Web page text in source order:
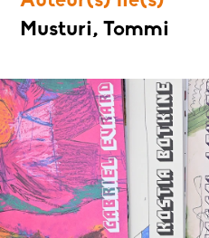
Musturi, Tommi